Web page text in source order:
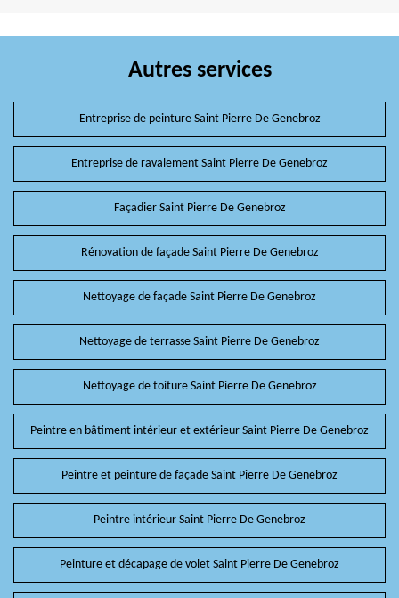
Autres services
Entreprise de peinture Saint Pierre De Genebroz
Entreprise de ravalement Saint Pierre De Genebroz
Façadier Saint Pierre De Genebroz
Rénovation de façade Saint Pierre De Genebroz
Nettoyage de façade Saint Pierre De Genebroz
Nettoyage de terrasse Saint Pierre De Genebroz
Nettoyage de toiture Saint Pierre De Genebroz
Peintre en bâtiment intérieur et extérieur Saint Pierre De Genebroz
Peintre et peinture de façade Saint Pierre De Genebroz
Peintre intérieur Saint Pierre De Genebroz
Peinture et décapage de volet Saint Pierre De Genebroz